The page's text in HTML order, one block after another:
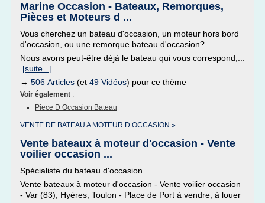
Marine Occasion - Bateaux, Remorques,
Pièces et Moteurs d ...
Vous cherchez un bateau d'occasion, un moteur hors bord
d'occasion, ou une remorque bateau d'occasion?
Nous avons peut-être déjà le bateau qui vous correspond,...
[suite...]
→ 506 Articles (et 49 Vidéos) pour ce thème
Voir également :
Piece D Occasion Bateau
VENTE DE BATEAU A MOTEUR D OCCASION »
Vente bateaux à moteur d'occasion - Vente
voilier occasion ...
Spécialiste du bateau d'occasion
Vente bateaux à moteur d'occasion - Vente voilier occasion
- Var (83), Hyères, Toulon - Place de Port à vendre, à louer